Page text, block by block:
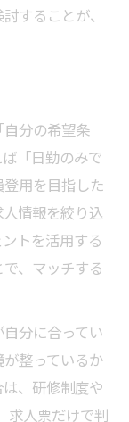
することが、
分の希望条
「日勤のみで
用を目指した
情報を絞り込
トを活用する
、マッチする
分に合ってい
整っているか
、研修制度や
求人票だけで判